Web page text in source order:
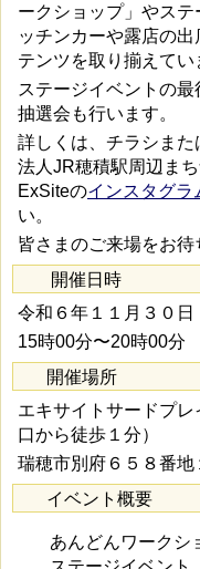
ークショップ」やステ
ッチンカーや露店の
テンツを取り揃えてい
ステージイベントの
抽選会も行います。
詳しくは、チラシま
法人JR穂積駅周辺ま
ExSiteのインスタグラ
い。
皆さまのご来場をお待
開催日時
令和６年１１月３０日
15時00分〜20時00分
開催場所
エキサイトサードプ
口から徒歩１分）
瑞穂市別府６５８番地
イベント概要
あんどんワークシ